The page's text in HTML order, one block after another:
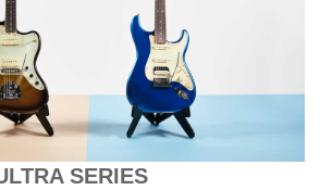
SERIES